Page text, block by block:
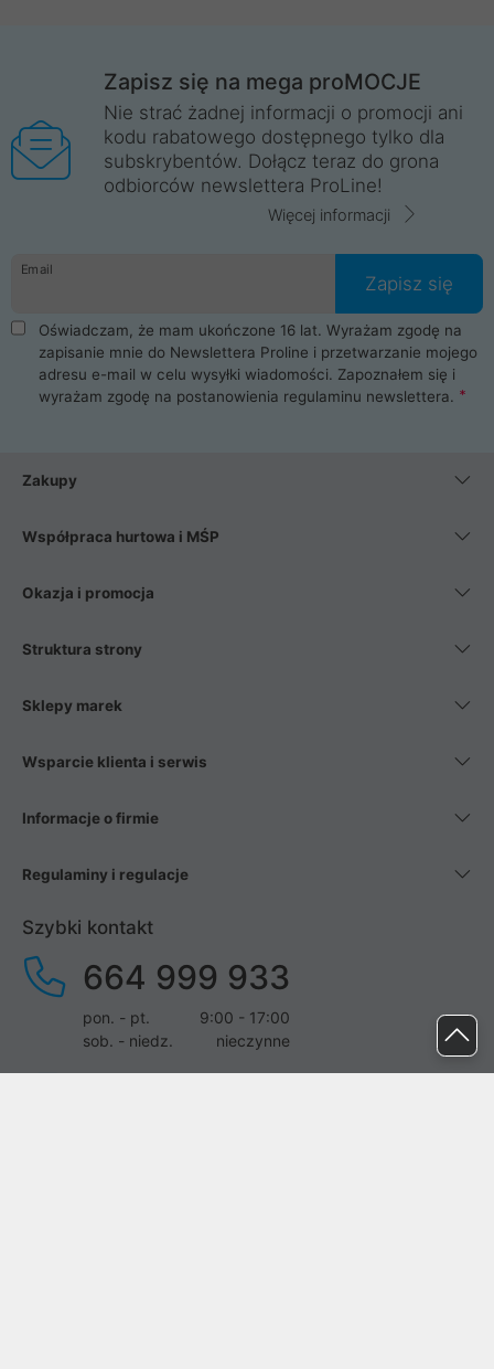
Zapisz się na mega proMOCJE
Nie strać żadnej informacji o promocji ani
kodu rabatowego dostępnego tylko dla
subskrybentów. Dołącz teraz do grona
odbiorców newslettera ProLine!
Więcej informacji
Email
Zapisz się
Oświadczam, że mam ukończone 16 lat. Wyrażam zgodę na
zapisanie mnie do Newslettera Proline i przetwarzanie mojego
adresu e-mail w celu wysyłki wiadomości. Zapoznałem się i
wyrażam zgodę na postanowienia regulaminu newslettera.
Zakupy
Współpraca hurtowa i MŚP
Okazja i promocja
Struktura strony
Sklepy marek
Wsparcie klienta i serwis
Informacje o firmie
Regulaminy i regulacje
Szybki kontakt
664 999 933
pon. - pt.
9:00 - 17:00
sob. - niedz.
nieczynne